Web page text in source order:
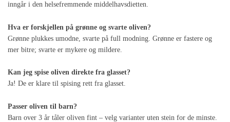
inngår i den helsefremmende middelhavsdietten.
Hva er forskjellen på grønne og svarte oliven?
Grønne plukkes umodne, svarte på full modning. Grønne er fastere og
mer bitre; svarte er mykere og mildere.
Kan jeg spise oliven direkte fra glasset?
Ja! De er klare til spising rett fra glasset.
Passer oliven til barn?
Barn over 3 år tåler oliven fint – velg varianter uten stein for de minste.